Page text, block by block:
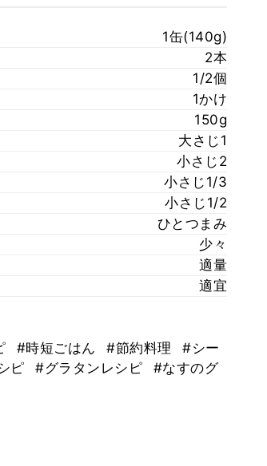
1缶(140g)
2本
1/2個
1かけ
150g
大さじ1
小さじ2
小さじ1/3
小さじ1/2
ひとつまみ
少々
適量
適宜
#時短ごはん #節約料理
#シー
ピ #グラタンレシピ
#なすのグ